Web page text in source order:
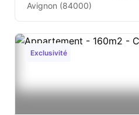
Avignon (84000)
Exclusivité